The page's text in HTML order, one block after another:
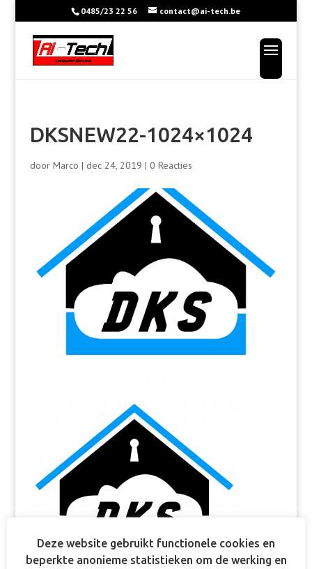
0485/23 22 56 contact@ai-tech.be
DKSNEW22-1024×1024
door Marco | dec 24, 2019 | 0 Reacties
Deze website gebruikt functionele cookies en
beperkte anonieme statistieken om de werking en